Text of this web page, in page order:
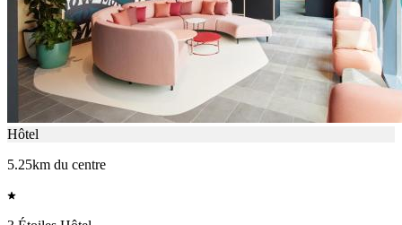
Hôtel
5.25km du centre